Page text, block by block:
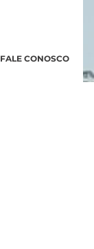
FALE CONOSCO